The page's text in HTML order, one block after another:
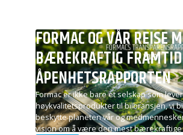
FORMAC OG VÅR REISE
BÆREKRAFTIG
ÅPENHETSRAPPORTEN
Formac er ikke bare et selskap som
høykvalitetsprodukter til bilbransjen, vi
beskytte planeten vår og
visjon om å være den mest